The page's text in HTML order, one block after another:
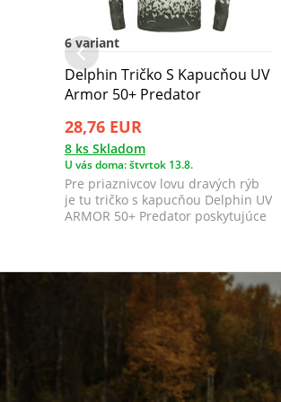
6 variant
Delphin Tričko S Kapucňou UV
Armor 50+ Predator
28,76 EUR
8 ks Skladom
U vás doma: štvrtok 13.8.
Pre priaznivcov lovu dravých rýb
je tu tričko s kapucňou Delphin UV
ARMOR 50+ Predator poskytujúce